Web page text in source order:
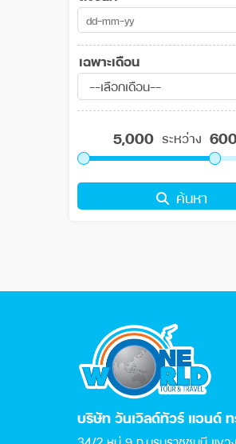
เฉพาะเดือน
ระหว่าง
ค้นหา
บริษัท วันเวิลด์ทัวร์ แอนด์ ท